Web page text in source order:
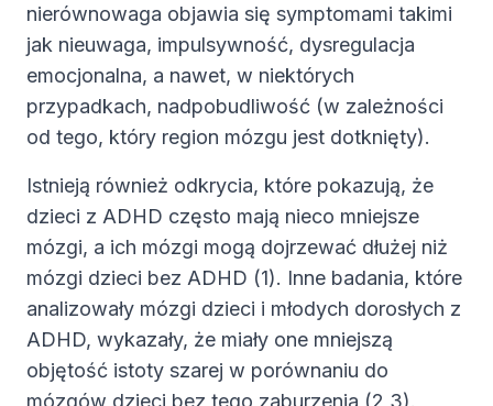
nierównowaga objawia się symptomami takimi
jak nieuwaga, impulsywność, dysregulacja
emocjonalna, a nawet, w niektórych
przypadkach, nadpobudliwość (w zależności
od tego, który region mózgu jest dotknięty).
Istnieją również odkrycia, które pokazują, że
dzieci z ADHD często mają nieco mniejsze
mózgi, a ich mózgi mogą dojrzewać dłużej niż
mózgi dzieci bez ADHD (1). Inne badania, które
analizowały mózgi dzieci i młodych dorosłych z
ADHD, wykazały, że miały one mniejszą
objętość istoty szarej w porównaniu do
mózgów dzieci bez tego zaburzenia (2,3).